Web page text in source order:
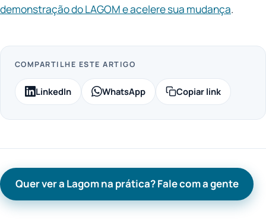
demonstração do LAGOM e acelere sua mudança.
COMPARTILHE ESTE ARTIGO
LinkedIn WhatsApp Copiar link
Quer ver a Lagom na prática? Fale com a gente